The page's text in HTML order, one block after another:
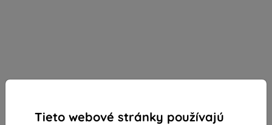
Tieto webové stránky používajú